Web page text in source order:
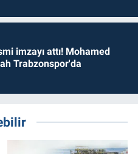
imzayı attı! Mohamed
Trabzonspor'da